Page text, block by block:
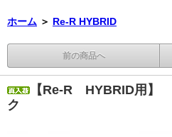
ホーム ＞ Re-R HYBRID
前の商品へ
【Re-R HYBRID用】
ク